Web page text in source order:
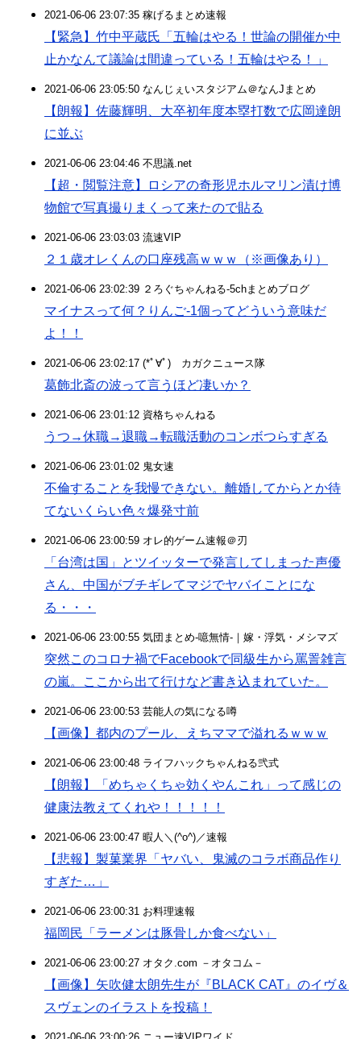
2021-06-06 23:07:35 稼げるまとめ速報
【緊急】竹中平蔵氏「五輪はやる！世論の開催か中
止かなんて議論は間違っている！五輪はやる！」
2021-06-06 23:05:50 なんじぇいスタジアム＠なんJまとめ
【朗報】佐藤輝明、大卒初年度本塁打数で広岡達朗
に並ぶ
2021-06-06 23:04:46 不思議.net
【超・閲覧注意】ロシアの奇形児ホルマリン漬け博
物館で写真撮りまくって来たので貼る
2021-06-06 23:03:03 流速VIP
２１歳オレくんの口座残高ｗｗｗ（※画像あり）
2021-06-06 23:02:39 ２ろぐちゃんねる-5chまとめブログ
マイナスって何？りんご-1個ってどういう意味だ
よ！！
2021-06-06 23:02:17 (*ﾟ∀ﾟ)ゞカガクニュース隊
葛飾北斎の波って言うほど凄いか？
2021-06-06 23:01:12 資格ちゃんねる
うつ→休職→退職→転職活動のコンボつらすぎる
2021-06-06 23:01:02 鬼女速
不倫することを我慢できない。離婚してからとか待
てないくらい色々爆発寸前
2021-06-06 23:00:59 オレ的ゲーム速報＠刃
「台湾は国」とツイッターで発言してしまった声優
さん、中国がブチギレてマジでヤバイことにな
る・・・
2021-06-06 23:00:55 気団まとめ-噫無情-｜嫁・浮気・メシマズ
突然このコロナ禍でFacebookで同級生から罵詈雑言
の嵐。ここから出て行けなど書き込まれていた。
2021-06-06 23:00:53 芸能人の気になる噂
【画像】都内のプール、えちママで溢れるｗｗｗ
2021-06-06 23:00:48 ライフハックちゃんねる弐式
【朗報】「めちゃくちゃ効くやんこれ」って感じの
健康法教えてくれや！！！！！
2021-06-06 23:00:47 暇人＼(^o^)／速報
【悲報】製菓業界「ヤバい、鬼滅のコラボ商品作り
すぎた…」
2021-06-06 23:00:31 お料理速報
福岡民「ラーメンは豚骨しか食べない」
2021-06-06 23:00:27 オタク.com －オタコム－
【画像】矢吹健太朗先生が『BLACK CAT』のイヴ＆
スヴェンのイラストを投稿！